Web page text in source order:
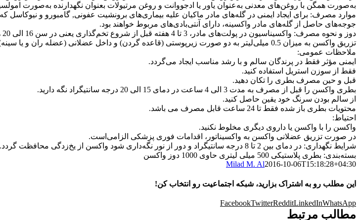
به‌صورت همگن با روغن‌های معدنی به‌عنوان یاور یا ادجووانت و روغن مرتیولات بعنوان نگهدارنده به‌صورت
موارد مصرف: برای ایجاد ایمنی در گله‌های مادر ماکیان علیه بیماری‌های برونشیت عفونی, گامبورو و نیوکاسل
جوجه‌های حاصل از گله‌های مادر واکسینه، دارای آنتی‌بادی‌های مربوط خواهند بود.
دوز و نحوه مصرف: واکسیناسیون در پولت‌های مادر، 3 تا 4 هفته قبل از شروع تخم‌گذاری یعنی در سن 16 الی 20 هفتگی انجام شود.
تزریق واکسن به میزان 0.5 میلی‌لیتر به دو صورت زیرپوستی (قاعده گردن) و داخل عضلانی (عضله ران و یا سینه) انجام می‌شود.
ملاحظات عمومی:
ایمنی مؤثر فقط در پرندگان سالم و با رشد مناسب ایجاد می‌گردد.
فقط از سوزن استریل استفاده کنید.
قبل و حین مصرف بطری را تکان دهید.
بطری واکسن را قبل از مصرف به مدت 3 الی 4 ساعت در دمای 15 الی 20 درجه سانتیگراد نگه دارید.
از سالم بودن سرنگ خود یقین حاصل کنید.
محتویات بطری باز شده فقط تا 24 ساعت قابل مصرف می باشد.
احتیاط:
واکسن را با واکسن یا داروی دیگری مخلوط نکنید.
در صورت تزریق عضلانی واکسن به واکسیناتور، اقدامات فوری پزشکی الزامی‌است.
شرایط نگهداری: در دمای بین 2 تا 8 درجه سانتیگراد و دور از نور نگه‌داری شود واکسن از یخ‌زدگی محافظت گردد.
بسته‌بندی: بطری پلاستیکی 500 میلی لیتری حاوی 1000 دوز واکسن
Milad M. Al2016-10-06T15:18:28+04:30
این مطلب رو به اشتراک بزارید، شبکه اجتماعیت رو انتخاب کن!
FacebookTwitterRedditLinkedInWhatsApp
مطالب مرتبط